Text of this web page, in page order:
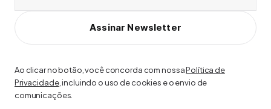
Assinar Newsletter
Ao clicar no botão, você concorda com nossaPolítica de
Privacidade, incluindo o uso de cookies e o envio de
comunicações.